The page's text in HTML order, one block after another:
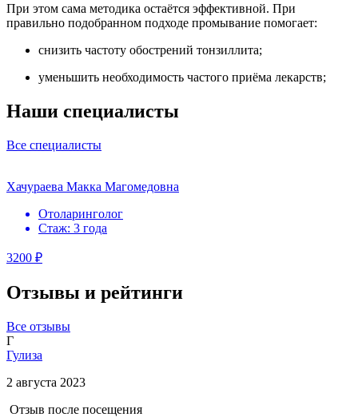
При этом сама методика остаётся эффективной. При
правильно подобранном подходе промывание помогает:
снизить частоту обострений тонзиллита;
уменьшить необходимость частого приёма лекарств;
Наши специалисты
Все специалисты
Хачураева Макка Магомедовна
Отоларинголог
Стаж: 3 года
3200 ₽
Отзывы и рейтинги
Все отзывы
Г
Гулиза
2 августа 2023
Отзыв после посещения